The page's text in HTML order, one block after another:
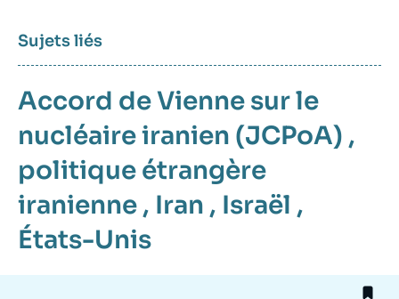
Sujets liés
Accord de Vienne sur le
nucléaire iranien (JCPoA) ,
politique étrangère
iranienne , Iran , Israël ,
États-Unis